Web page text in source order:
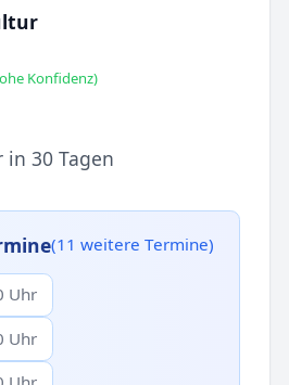
Konfidenz)
in 30 Tagen
(11 weitere Termine)
Uhr
Uhr